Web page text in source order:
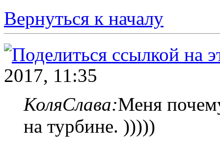
Вернуться к началу
2017, 11:35
КоляСлава:Меня
на турбине. )))))